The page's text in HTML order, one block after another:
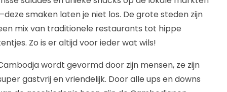
smaken laten je niet los. De grote steden zijn
mix van traditionele restaurants tot hippe
Zo is er altijd voor ieder wat wils!
wordt gevormd door zijn mensen, ze zijn
gastvrij en vriendelijk. Door alle ups en downs